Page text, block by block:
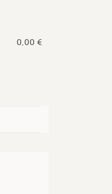
0,00 €